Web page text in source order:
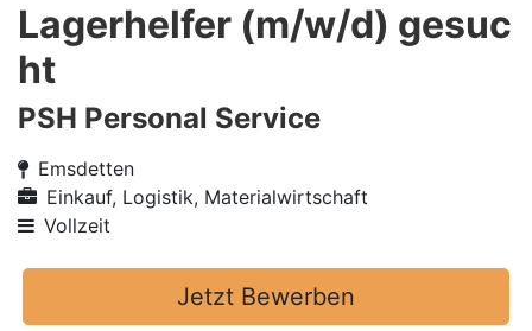
Lagerhelfer (m/w/d) gesuc
ht
PSH Personal Service
Emsdetten
Einkauf, Logistik, Materialwirtschaft
Vollzeit
Jetzt Bewerben